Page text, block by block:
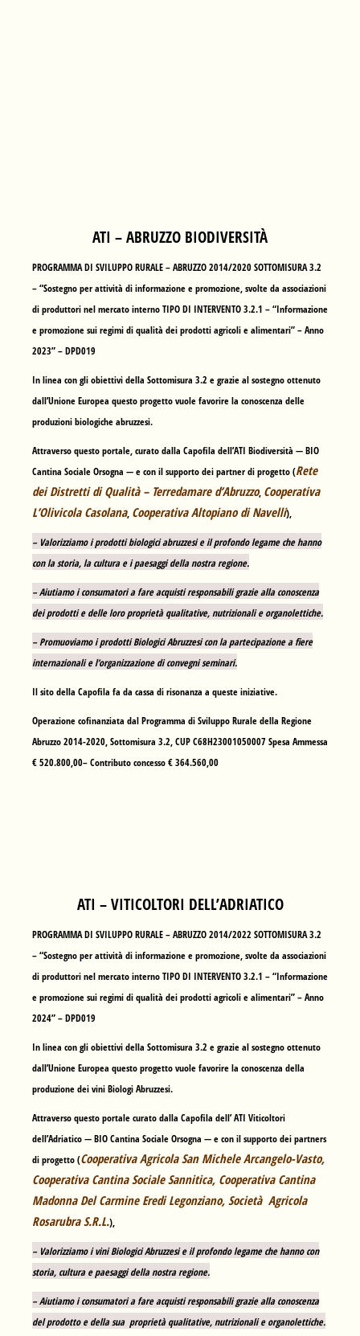
ATI – ABRUZZO BIODIVERSITÀ
PROGRAMMA DI SVILUPPO RURALE – ABRUZZO 2014/2020 SOTTOMISURA 3.2
– “Sostegno per attività di informazione e promozione, svolte da associazioni
di produttori nel mercato interno TIPO DI INTERVENTO 3.2.1 – “Informazione
e promozione sui regimi di qualità dei prodotti agricoli e alimentari” – Anno
2023” – DPD019
In linea con gli obiettivi della Sottomisura 3.2 e grazie al sostegno ottenuto
dall’Unione Europea questo progetto vuole favorire la conoscenza delle
produzioni biologiche abruzzesi.
Attraverso questo portale, curato dalla Capofila dell’ATI Biodiversità —BIO
Cantina Sociale Orsogna — e con il supporto dei partner di progetto (Rete
dei Distretti di Qualità – Terredamare d’Abruzzo, Cooperativa
L’Olivicola Casolana, Cooperativa Altopiano di Navelli),
– Valorizziamo i prodotti biologici abruzzesi e il profondo legame che hanno
con la storia, la cultura e i paesaggi della nostra regione.
– Aiutiamo i consumatori a fare acquisti responsabili grazie alla conoscenza
dei prodotti e delle loro proprietà qualitative, nutrizionali e organolettiche.
– Promuoviamo i prodotti Biologici Abruzzesi con la partecipazione a fiere
internazionali e l’organizzazione di convegni seminari.
Il sito della Capofila fa da cassa di risonanza a queste iniziative.
Operazione cofinanziata dal Programma di Sviluppo Rurale della Regione
Abruzzo 2014-2020, Sottomisura 3.2, CUP C68H23001050007 Spesa Ammessa
€ 520.800,00– Contributo concesso € 364.560,00
ATI – VITICOLTORI DELL’ADRIATICO
PROGRAMMA DI SVILUPPO RURALE – ABRUZZO 2014/2022 SOTTOMISURA 3.2
– “Sostegno per attività di informazione e promozione, svolte da associazioni
di produttori nel mercato interno TIPO DI INTERVENTO 3.2.1 – “Informazione
e promozione sui regimi di qualità dei prodotti agricoli e alimentari” – Anno
2024” – DPD019
In linea con gli obiettivi della Sottomisura 3.2 e grazie al sostegno ottenuto
dall’Unione Europea questo progetto vuole favorire la conoscenza della
produzione dei vini Biologi Abruzzesi.
Attraverso questo portale curato dalla Capofila dell’ ATI Viticoltori
dell’Adriatico —BIO Cantina Sociale Orsogna — e con il supporto dei partners
di progetto (Cooperativa Agricola San Michele Arcangelo-Vasto,
Cooperativa Cantina Sociale Sannitica, Cooperativa Cantina
Madonna Del Carmine Eredi Legonziano, Società Agricola
Rosarubra S.R.L.),
– Valorizziamo i vini Biologici Abruzzesi e il profondo legame che hanno con
storia, cultura e paesaggi della nostra regione.
– Aiutiamo i consumatori a fare acquisti responsabili grazie alla conoscenza
del prodotto e della sua proprietà qualitative, nutrizionali e organolettiche.